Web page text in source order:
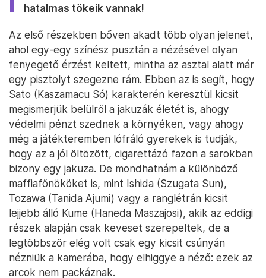
hatalmas tökeik vannak!
Az első részekben bőven akadt több olyan jelenet,
ahol egy-egy színész pusztán a nézésével olyan
fenyegető érzést keltett, mintha az asztal alatt már
egy pisztolyt szegezne rám. Ebben az is segít, hogy
Sato (Kaszamacu Só) karakterén keresztül kicsit
megismerjük belülről a jakuzák életét is, ahogy
védelmi pénzt szednek a környéken, vagy ahogy
még a játékteremben lófráló gyerekek is tudják,
hogy az a jól öltözött, cigarettázó fazon a sarokban
bizony egy jakuza. De mondhatnám a különböző
maffiafőnököket is, mint Ishida (Szugata Sun),
Tozawa (Tanida Ajumi) vagy a ranglétrán kicsit
lejjebb álló Kume (Haneda Maszajosi), akik az eddigi
részek alapján csak keveset szerepeltek, de a
legtöbbször elég volt csak egy kicsit csúnyán
nézniük a kamerába, hogy elhiggye a néző: ezek az
arcok nem packáznak.